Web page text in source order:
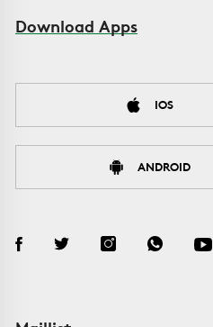
Download Apps
IOS
ANDROID